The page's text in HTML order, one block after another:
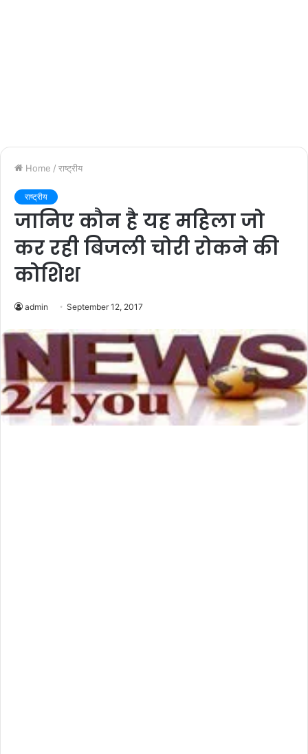
Home / राष्ट्रीय
राष्ट्रीय
जानिए कौन है यह महिला जो
कर रही बिजली चोरी रोकने की
कोशिश
admin September 12, 2017